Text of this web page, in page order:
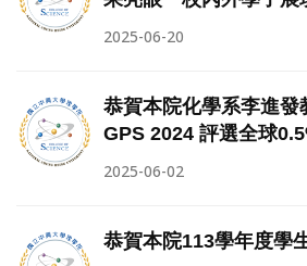
2025-06-20
恭賀本院化學系李進
GPS 2024 評選全球
2025-06-02
恭賀本院113學年度學